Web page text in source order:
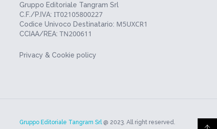
Gruppo Editoriale Tangram Srl
C.F./P.IVA: IT02105800227
Codice Univoco Destinatario: M5UXCR1
CCIAA/REA: TN200611
Privacy & Cookie policy
Gruppo Editoriale Tangram Srl @ 2023. All right reserved.